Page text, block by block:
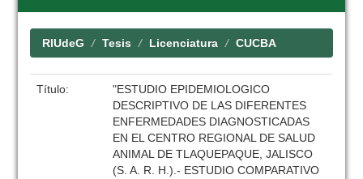
RIUdeG Tesis Licenciatura CUCBA
Título:
"ESTUDIO EPIDEMIOLOGICO
DESCRIPTIVO DE LAS DIFERENTES
ENFERMEDADES DIAGNOSTICADAS
EN EL CENTRO REGIONAL DE SALUD
ANIMAL DE TLAQUEPAQUE, JALISCO
(S. A. R. H.).- ESTUDIO COMPARATIVO